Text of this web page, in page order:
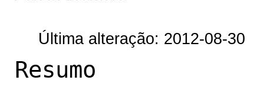
Última alteração: 2012-08-30
Resumo